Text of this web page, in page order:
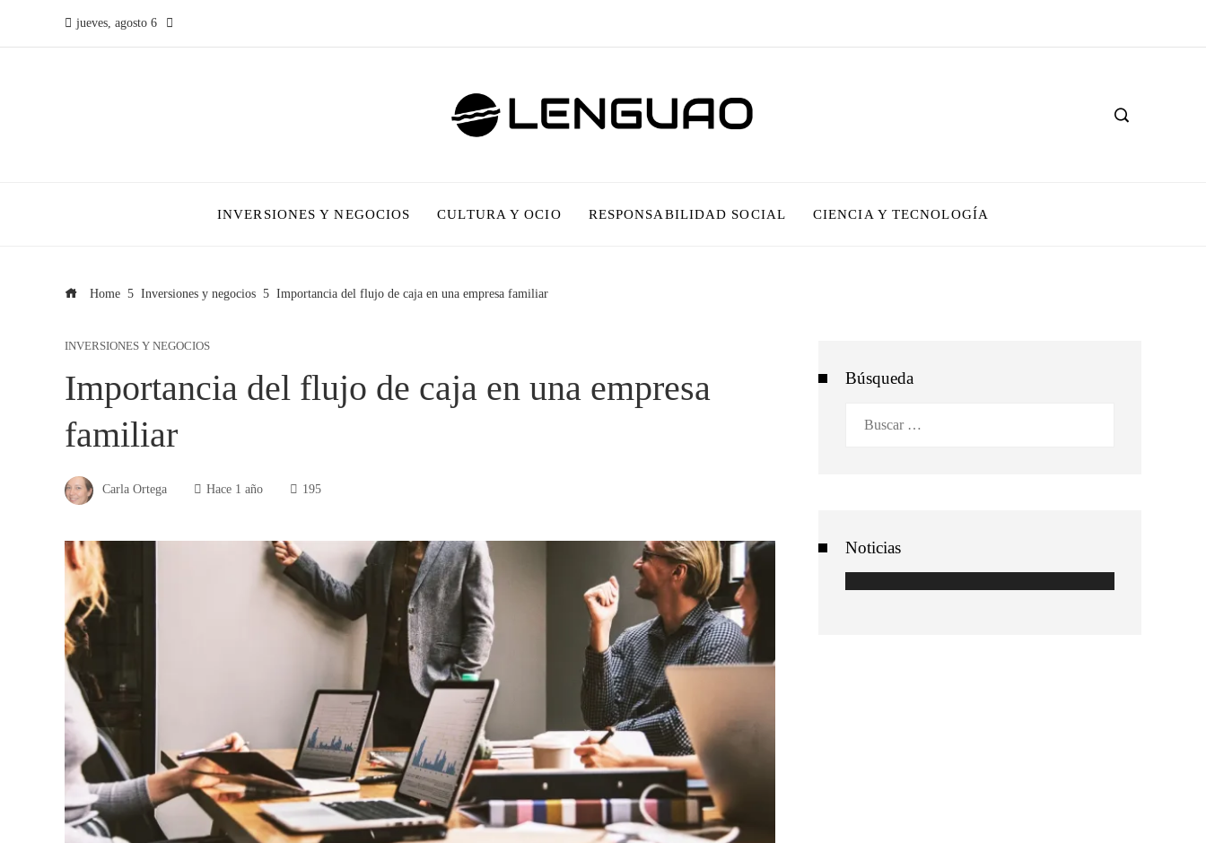
jueves, agosto 6
INVERSIONES Y NEGOCIOS CULTURA Y OCIO RESPONSABILIDAD SOCIAL CIENCIA Y TECNOLOGÍA
Home Inversiones y negocios Importancia del flujo de caja en una empresa familiar
INVERSIONES Y NEGOCIOS
Importancia del flujo de caja en una empresa
familiar
Carla Ortega Hace 1 año 195
Búsqueda
Noticias